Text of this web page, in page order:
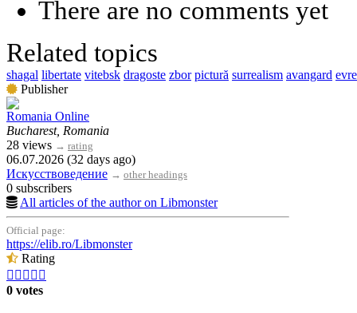
There are no comments yet
Related topics
shagal libertate vitebsk dragoste zbor pictură surrealism avangard
Publisher
Romania Online
Bucharest, Romania
28 views → rating
06.07.2026 (32 days ago)
Искусствоведение → other headings
0 subscribers
All articles of the author on Libmonster
Official page:
https://elib.ro/Libmonster
Rating
    
0 votes